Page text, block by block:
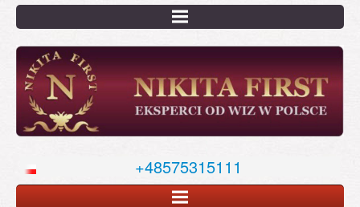
Перейти
основному
содержанию
+48575315111